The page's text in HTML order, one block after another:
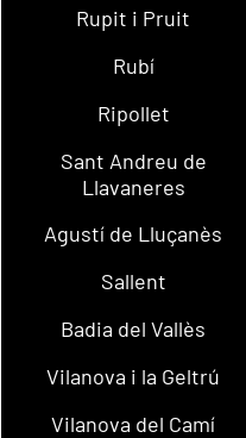
Rupit i Pruit
Rubí
Ripollet
Sant Andreu de
Llavaneres
Agustí de Lluçanès
Sallent
Badia del Vallès
Vilanova i la Geltrú
Vilanova del Camí